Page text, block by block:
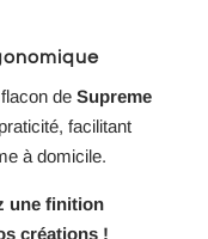
de Supreme
facilitant
à domicile.
une finition
créations !